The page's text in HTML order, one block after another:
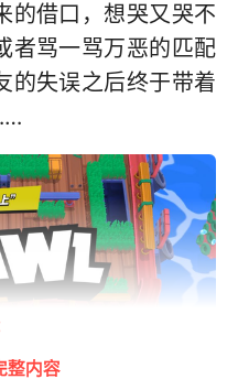
的借口，想哭又哭不
者骂一骂万恶的匹配
的失误之后终于带着
图片详情
整内容